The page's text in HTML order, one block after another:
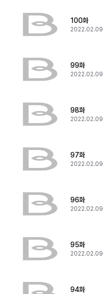
100화
2022.02.09
99화
2022.02.09
98화
2022.02.09
97화
2022.02.09
96화
2022.02.09
95화
2022.02.09
94화